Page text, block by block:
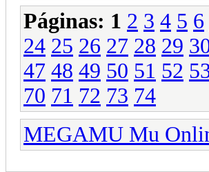
Páginas: 1 2 3 4 5 6
24 25 26 27 28 29
47 48 49 50 51 52
70 71 72 73 74
MEGAMU Mu